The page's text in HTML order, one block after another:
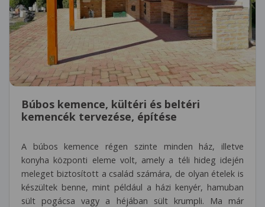
Búbos kemence, kültéri és beltéri
kemencék tervezése, építése
A búbos kemence régen szinte minden ház, illetve
konyha központi eleme volt, amely a téli hideg idején
meleget biztosított a család számára, de olyan ételek is
készültek benne, mint például a házi kenyér, hamuban
sült pogácsa vagy a héjában sült krumpli. Ma már